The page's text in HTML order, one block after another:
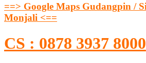
==> Google Maps Gudangpin /
Monjali <==
CS : 0878 3937 8000